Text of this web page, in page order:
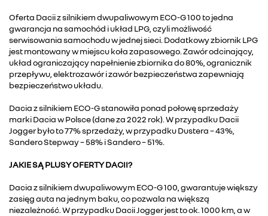
Oferta Dacii z silnikiem dwupaliwowym ECO-G 100 to jedna
gwarancja na samochód i układ LPG, czyli możliwość
serwisowania samochodu w jednej sieci. Dodatkowy zbiornik LPG
jest montowany w miejscu koła zapasowego. Zawór odcinający,
układ ograniczający napełnienie zbiornika do 80%, ogranicznik
przepływu, elektrozawór i zawór bezpieczeństwa zapewniają
bezpieczeństwo układu.
Dacia z silnikiem ECO-G stanowiła ponad połowę sprzedaży
marki Dacia w Polsce (dane za 2022 rok). W przypadku Dacii
Jogger było to 77% sprzedaży, w przypadku Dustera – 43%,
Sandero Stepway – 58% i Sandero – 51%.
JAKIE SĄ PLUSY OFERTY DACII?
Dacia z silnikiem dwupaliwowym ECO-G 100, gwarantuje większy
zasięg auta na jednym baku, co pozwala na większą
niezależność. W przypadku Dacii Jogger jest to ok. 1000 km, a w